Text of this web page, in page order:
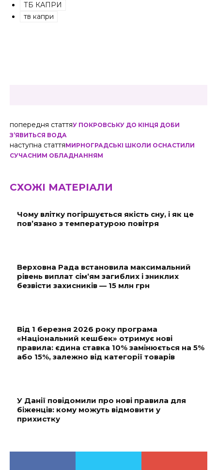
ТБ КАПРИ
тв капри
попередня статтяУ ПОКРОВСЬКУ ДО КІНЦЯ ДОБИ
З’ЯВИТЬСЯ ВОДА
наступна статтяМИРНОГРАДСЬКІ ШКОЛИ ОСНАСТИЛИ
СУЧАСНИМ ОБЛАДНАННЯМ
СХОЖІ МАТЕРІАЛИ
Чому влітку погіршується якість сну, і як це
пов’язано з температурою повітря
Верховна Рада встановила максимальний
рівень виплат сім’ям загиблих і зниклих
безвісти захисників — 15 млн грн
Від 1 березня 2026 року програма
«Національний кешбек» отримує нові
правила: єдина ставка 10% замінюється на 5%
або 15%, залежно від категорії товарів
У Данії повідомили про нові правила для
біженців: кому можуть відмовити у
прихистку